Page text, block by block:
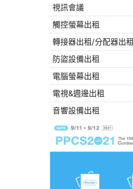
視訊會議
觸控螢幕出租
轉接器出租/分配器出租
防盜設備出租
電腦螢幕出租
電視&週邊出租
音響設備出租